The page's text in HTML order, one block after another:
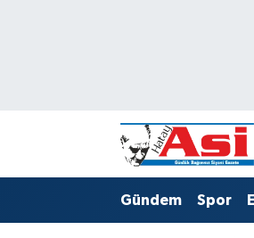
Gündem Spor
Süper Lig Puan Durumu ve
Tüm Manşetler